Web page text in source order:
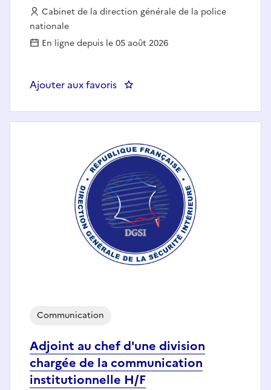
Employeur :
Cabinet de la direction générale de la police
nationale
En ligne depuis le 05 août 2026
Ajouter aux favoris : DGPN / SICOP - Community
Adjoint au chef d'une division
chargée de la communication
institutionnelle H/F
Communication